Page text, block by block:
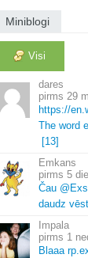
Miniblogi
Visi
dares
29
https://en.
The word
[13]
Emkans
5
Čau
daudz
Impala
1
Blaaa rp.